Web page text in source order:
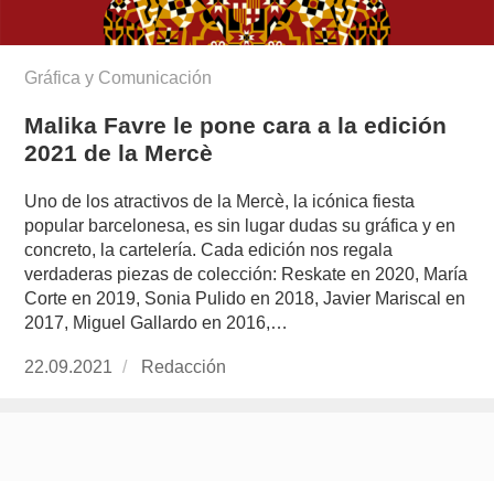
Gráfica y Comunicación
Malika Favre le pone cara a la edición
2021 de la Mercè
Uno de los atractivos de la Mercè, la icónica fiesta
popular barcelonesa, es sin lugar dudas su gráfica y en
concreto, la cartelería. Cada edición nos regala
verdaderas piezas de colección: Reskate en 2020, María
Corte en 2019, Sonia Pulido en 2018, Javier Mariscal en
2017, Miguel Gallardo en 2016,…
Publicado
22.09.2021 https://www.experimenta.es/author/redaccion/
Redacción